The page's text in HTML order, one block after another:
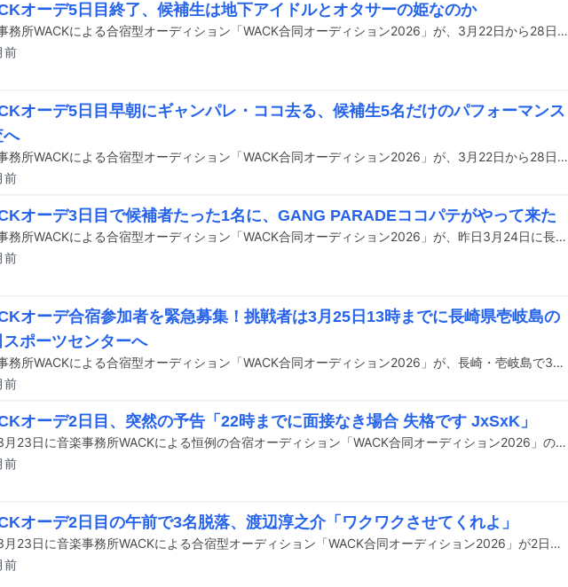
オーデ5日目終了、候補生は地下アイドルとオタサーの姫なのか
音楽事務所WACKによる合宿型オーディション「WACK合同オーディション2026」が、3月22日から28日にかけて長崎・壱岐で開催されている。5日目となる昨日3月26日の午後以降の模様をレポートする。
前
オーデ5日目早朝にギャンパレ・ココ去る、候補生5名だけのパフォーマンス
へ
音楽事務所WACKによる合宿型オーディション「WACK合同オーディション2026」が、3月22日から28日にかけて長崎・壱岐で開催されている。合宿5日目となる本日3月26日の13時から行われたパフォーマンス審査までの模様をレポートする。
前
オーデ3日目で候補者たった1名に、GANG PARADEココパテがやって来た
音楽事務所WACKによる合宿型オーディション「WACK合同オーディション2026」が、昨日3月24日に長崎・壱岐で3日目を迎えた。
前
オーデ合宿参加者を緊急募集！挑戦者は3月25日13時までに長崎県壱岐島の
スポーツセンターへ
音楽事務所WACKによる合宿型オーディション「WACK合同オーディション2026」が、長崎・壱岐島で3月22日から28日まで開催中。3日目の本日3月24日の時点で残る候補者が1名のみになったため、合宿に参加したい候補生を追加募集することが急遽発表された。
前
オーデ2日目、突然の予告「22時までに面接なき場合 失格です JxSxK」
本日3月23日に音楽事務所WACKによる恒例の合宿オーディション「WACK合同オーディション2026」の2日目が開催された。この記事では、午後以降の模様をレポートする。
前
オーデ2日目の午前で3名脱落、渡辺淳之介「ワクワクさせてくれよ」
本日3月23日に音楽事務所WACKによる合宿型オーディション「WACK合同オーディション2026」が2日目を迎えた。初日に唯一の現役メンバー・ナ前ナ以（ASP）が課題曲を歌えず、さらに英語テストの結果が振るわなかったため即脱落という波乱の幕開けとなった本オーディション。残された21名の候補生たちは、初日に続いて「具体的かつ真実味のある、自分を動かすための目標」を考えることになった。
前